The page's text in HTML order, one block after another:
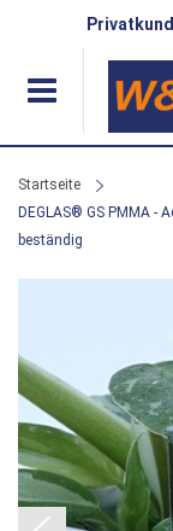
Startseite
DEGLAS® GS PMMA -
beständig
der
Bildergalerie
springen